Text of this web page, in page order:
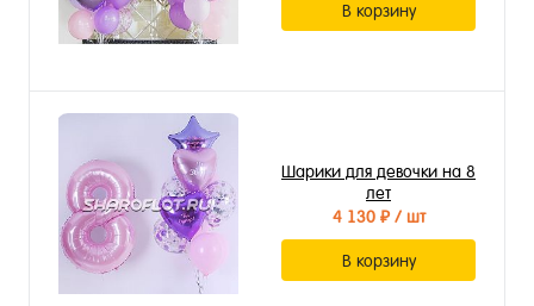
В корзину
Шарики для девочки на 8
лет
4 130 ₽/ шт
В корзину